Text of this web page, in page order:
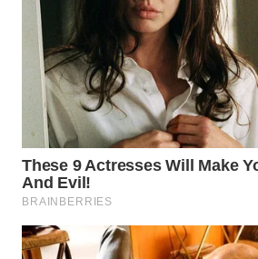
NIAS
WN
LANGKAT
WN
TAPANULI
SELATAN
TANJUNG
LESUNG